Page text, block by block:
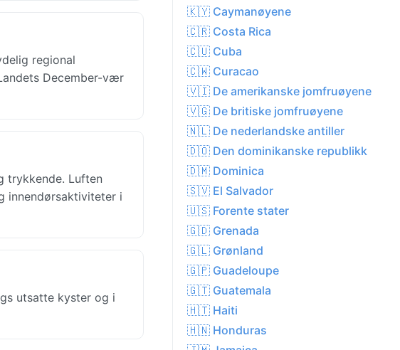
regional
December-vær
trykkende. Luften
innendørsaktiviteter i
utsatte kyster og i
🇰🇾 Caymanøyene
🇨🇷 Costa Rica
🇨🇺 Cuba
🇨🇼 Curacao
🇻🇮 De amerikanske jomfruøyene
🇻🇬 De britiske jomfruøyene
🇳🇱 De nederlandske antiller
🇩🇴 Den dominikanske republikk
🇩🇲 Dominica
🇸🇻 El Salvador
🇺🇸 Forente stater
🇬🇩 Grenada
🇬🇱 Grønland
🇬🇵 Guadeloupe
🇬🇹 Guatemala
🇭🇹 Haiti
🇭🇳 Honduras